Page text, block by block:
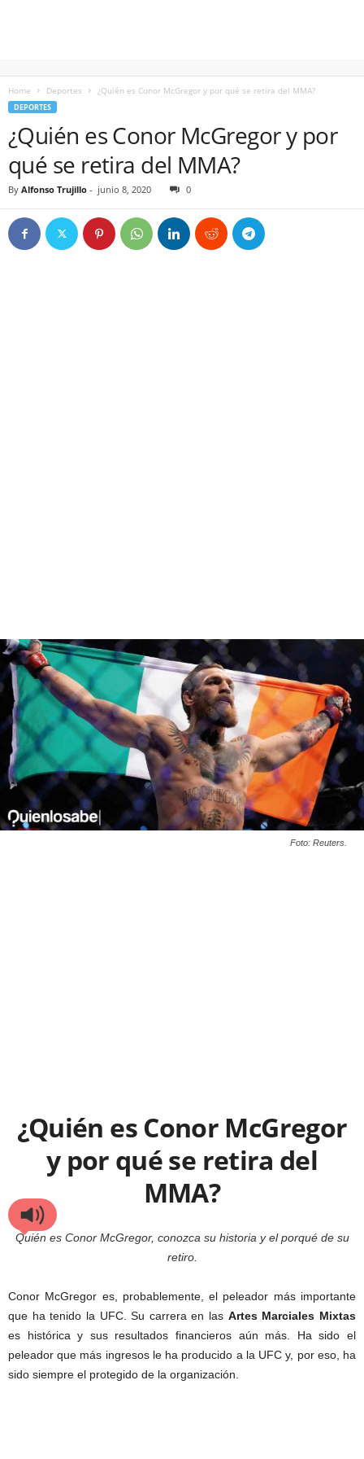
Home Deportes ¿Quién es Conor McGregor y por qué se retira del MMA?
DEPORTES
¿Quién es Conor McGregor y por
qué se retira del MMA?
By Alfonso Trujillo - junio 8, 2020 0
Foto: Reuters.
¿Quién es Conor McGregor
y por qué se retira del
MMA?
Quién es Conor McGregor, conozca su historia y el porqué de su
retiro.
Conor McGregor es, probablemente, el peleador más importante
que ha tenido la UFC. Su carrera en las Artes Marciales Mixtas
es histórica y sus resultados financieros aún más. Ha sido el
peleador que más ingresos le ha producido a la UFC y, por eso, ha
sido siempre el protegido de la organización.